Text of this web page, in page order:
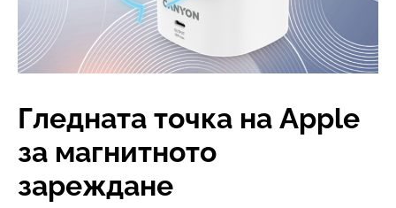
Гледната точка на Apple
за магнитното
зареждане